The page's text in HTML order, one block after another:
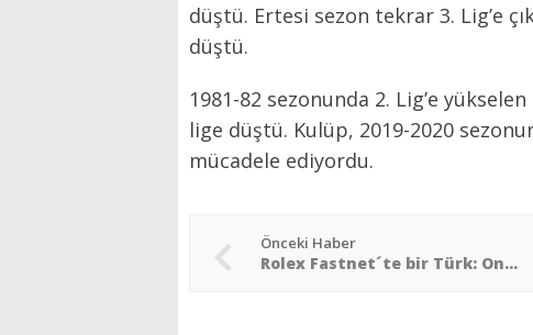
düştü. Ertesi sezon tekrar 3. Lig’e
düştü.
1981-82 sezonunda 2. Lig’e
lige düştü. Kulüp, 2019-2020
mücadele ediyordu.
Önceki Haber
Rolex Fastnet´te bir Türk: Onur Tok